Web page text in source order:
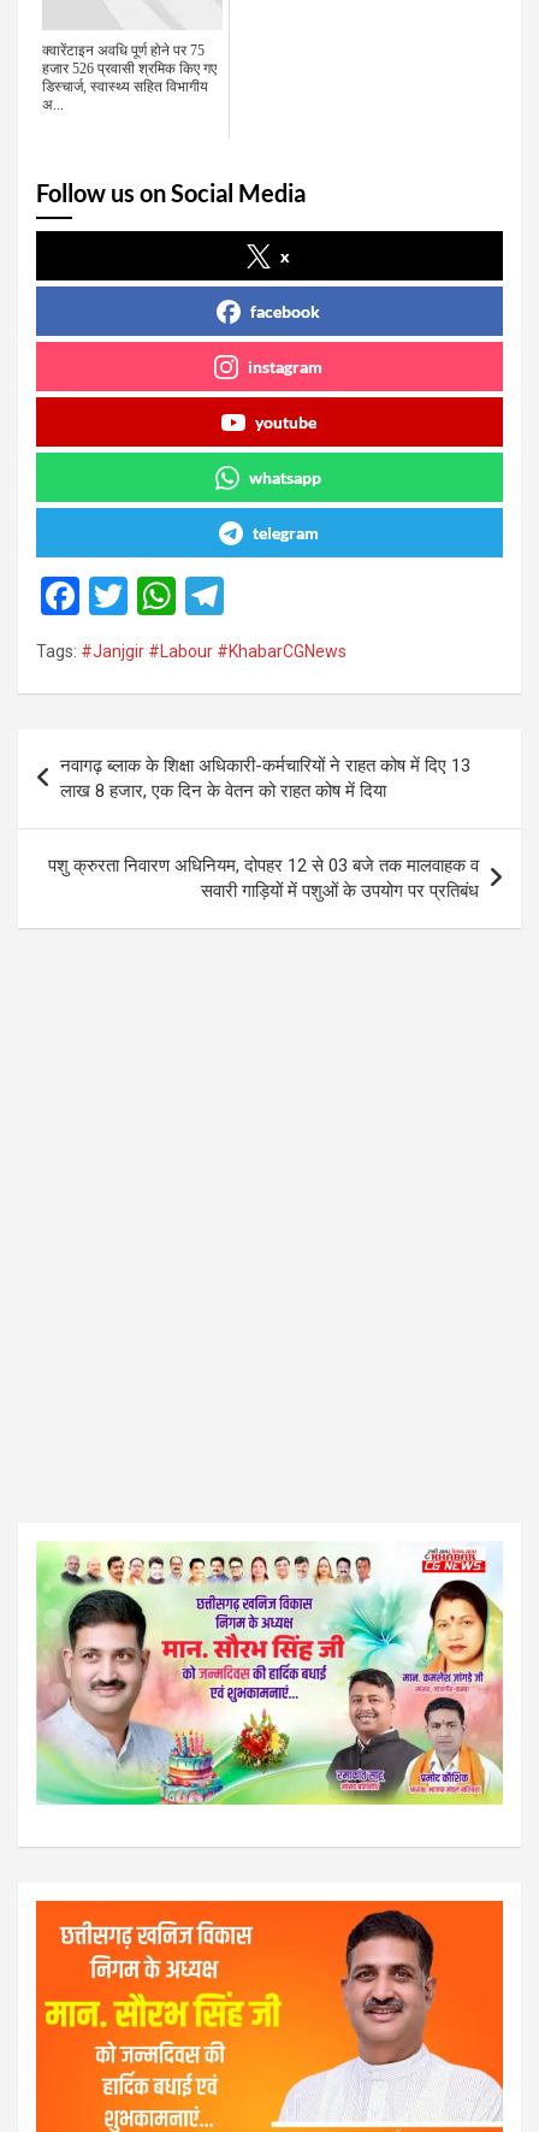
क्वारेंटाइन अवधि पूर्ण होने पर 75
हजार 526 प्रवासी श्रमिक किए गए
डिस्चार्ज, स्वास्थ्य सहित विभागीय
अ...
Follow us on Social Media
x
facebook
instagram
youtube
whatsapp
telegram
F
a
ce
o
o
k
T
wi
tt
W
h
at
A
p
p
el
e
a
m
Tags: #Janjgir #Labour #KhabarCGNews
navigation
नवागढ़ ब्लाक के शिक्षा अधिकारी-कर्मचारियों ने राहत कोष में दिए 13
लाख 8 हजार, एक दिन के वेतन को राहत कोष में दिया
पशु क्रुरता निवारण अधिनियम, दोपहर 12 से 03 बजे तक मालवाहक व
सवारी गाड़ियों में पशुओं के उपयोग पर प्रतिबंध